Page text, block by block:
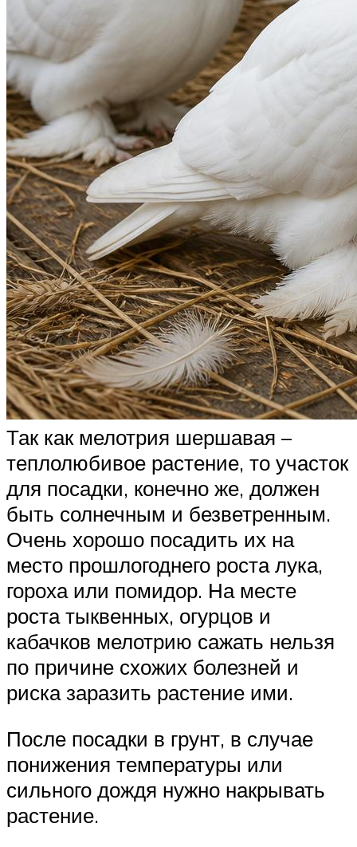
Так как мелотрия шершавая –
теплолюбивое растение, то участок
для посадки, конечно же, должен
быть солнечным и безветренным.
Очень хорошо посадить их на
место прошлогоднего роста лука,
гороха или помидор. На месте
роста тыквенных, огурцов и
кабачков мелотрию сажать нельзя
по причине схожих болезней и
риска заразить растение ими.
После посадки в грунт, в случае
понижения температуры или
сильного дождя нужно накрывать
растение.